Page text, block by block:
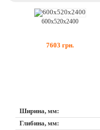
600х520х2400
7603 грн.
Ширина, мм:
Глибина, мм: